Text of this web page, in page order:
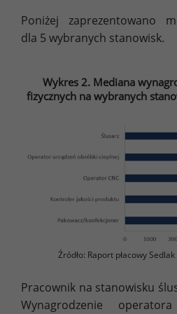
Poniżej zaprezentowano
dla 5 wybranych stanowisk.
Wykres 2. Mediana
fizycznych na wybranych
Źródło: Raport płacowy Sedlak
Pracownik na stanowisku
Wynagrodzenie